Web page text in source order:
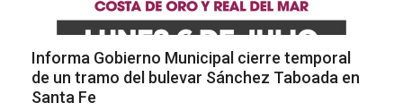
Informa Gobierno Municipal cierre temporal
de un tramo del bulevar Sánchez Taboada en
Santa Fe